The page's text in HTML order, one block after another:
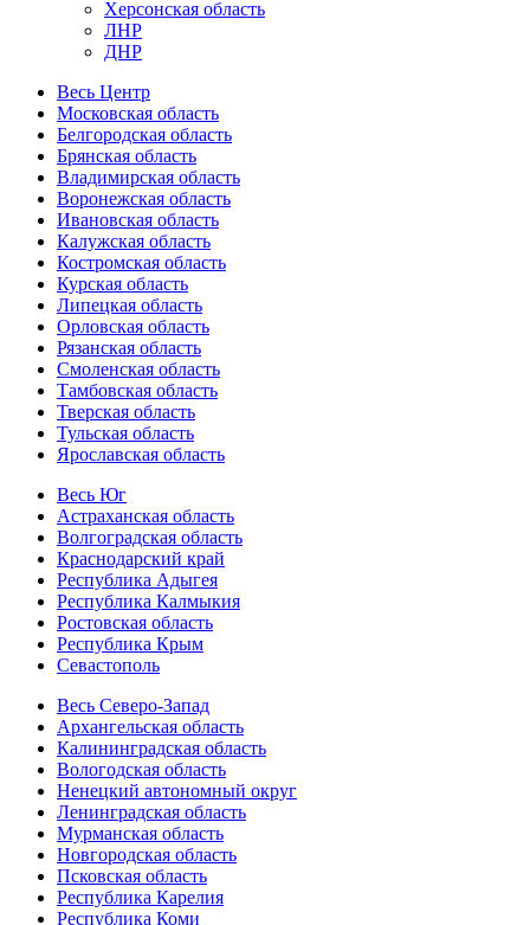
Херсонская область
ЛНР
ДНР
Весь Центр
Московская область
Белгородская область
Брянская область
Владимирская область
Воронежская область
Ивановская область
Калужская область
Костромская область
Курская область
Липецкая область
Орловская область
Рязанская область
Смоленская область
Тамбовская область
Тверская область
Тульская область
Ярославская область
Весь Юг
Астраханская область
Волгоградская область
Краснодарский край
Республика Адыгея
Республика Калмыкия
Ростовская область
Республика Крым
Севастополь
Весь Северо-Запад
Архангельская область
Калининградская область
Вологодская область
Ненецкий автономный округ
Ленинградская область
Мурманская область
Новгородская область
Псковская область
Республика Карелия
Республика Коми